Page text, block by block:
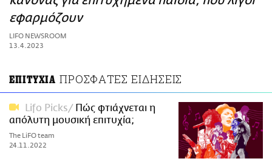
ΑΜΠΑ
PRINT
εφαρμόζουν
LIFO NEWSROOM
13.4.2023
ΕΠΙΤΥΧΙΑ ΠΡΟΣΦΑΤΕΣ ΕΙΔΗΣΕΙΣ
Lifo Picks
Πώς φτιάχνεται η
απόλυτη μουσική επιτυχία;
The LiFO team
24.11.2022